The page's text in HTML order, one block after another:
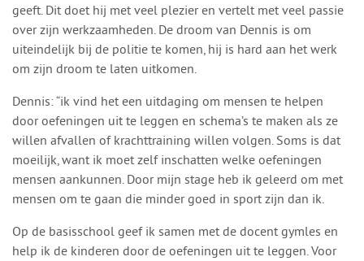
geeft. Dit doet hij met veel plezier en vertelt met veel passie
over zijn werkzaamheden. De droom van Dennis is om
uiteindelijk bij de politie te komen, hij is hard aan het werk
om zijn droom te laten uitkomen.
Dennis: “ik vind het een uitdaging om mensen te helpen
door oefeningen uit te leggen en schema’s te maken als ze
willen afvallen of krachttraining willen volgen. Soms is dat
moeilijk, want ik moet zelf inschatten welke oefeningen
mensen aankunnen. Door mijn stage heb ik geleerd om met
mensen om te gaan die minder goed in sport zijn dan ik.
Op de basisschool geef ik samen met de docent gymles en
help ik de kinderen door de oefeningen uit te leggen. Voor